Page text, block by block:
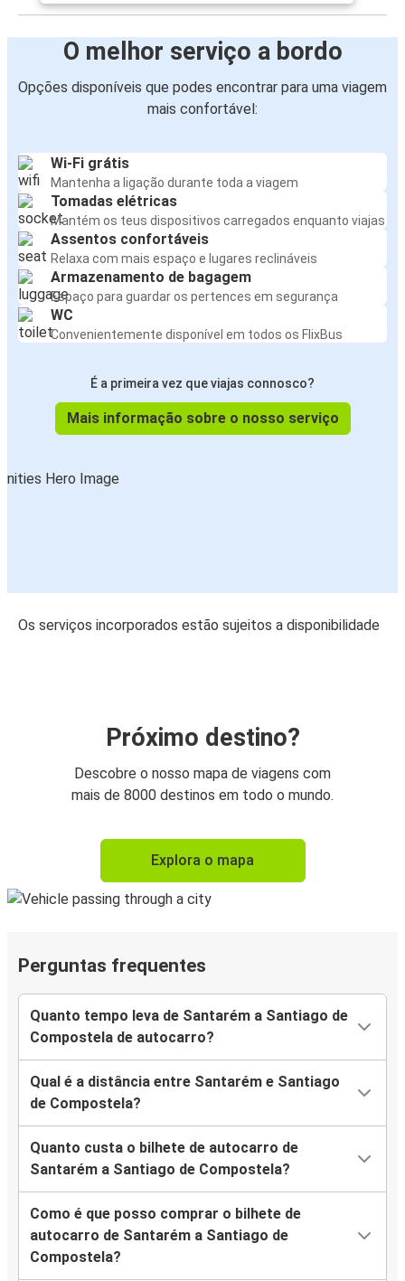
O melhor serviço a bordo
Opções disponíveis que podes encontrar para uma viagem
mais confortável:
Wi-Fi grátis
Mantenha a ligação durante toda a viagem
Tomadas elétricas
Mantém os teus dispositivos carregados enquanto viajas
Assentos confortáveis
Relaxa com mais espaço e lugares reclináveis
Armazenamento de bagagem
Espaço para guardar os pertences em segurança
WC
Convenientemente disponível em todos os FlixBus
É a primeira vez que viajas connosco?
Mais informação sobre o nosso serviço
Os serviços incorporados estão sujeitos a disponibilidade
Próximo destino?
Descobre o nosso mapa de viagens com
mais de 8000 destinos em todo o mundo.
Explora o mapa
Perguntas frequentes
Quanto tempo leva de Santarém a Santiago de
Compostela de autocarro?
Qual é a distância entre Santarém e Santiago
de Compostela?
Quanto custa o bilhete de autocarro de
Santarém a Santiago de Compostela?
Como é que posso comprar o bilhete de
autocarro de Santarém a Santiago de
Compostela?